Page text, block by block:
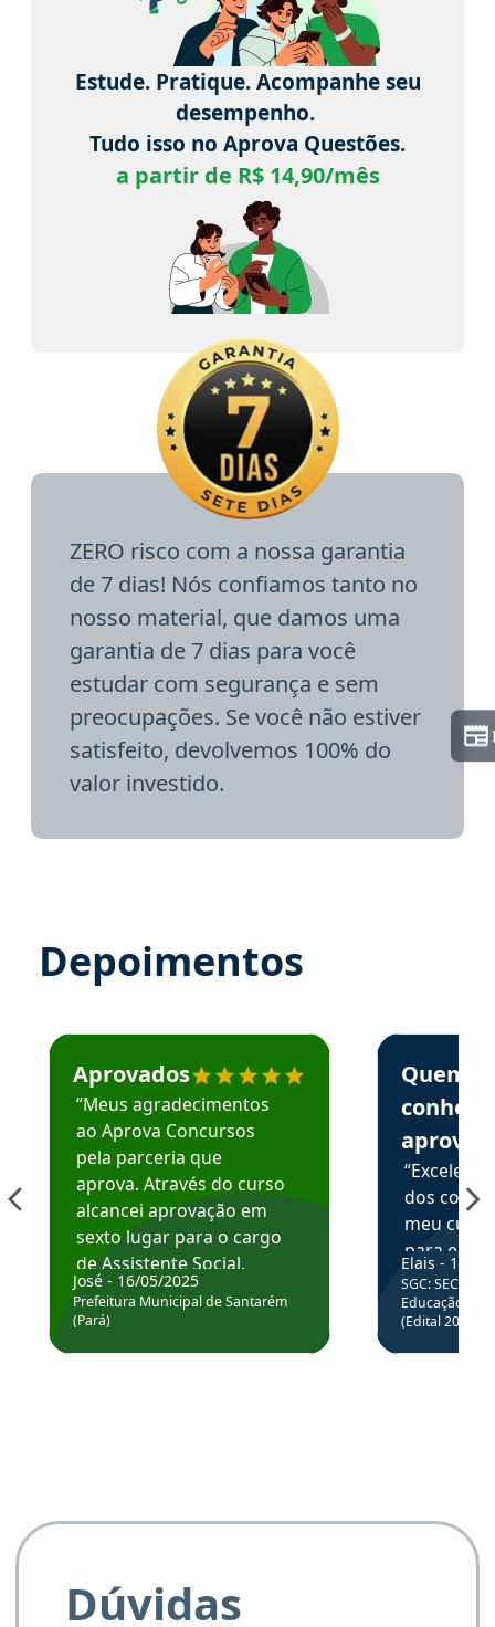
Estude. Pratique. Acompanhe seu
desempenho.
Tudo isso no Aprova Questões.
a partir de R$ 14,90/mês
ZERO risco com a nossa garantia
de 7 dias! Nós confiamos tanto no
nosso material, que damos uma
garantia de 7 dias para você
estudar com segurança e sem
preocupações. Se você não estiver
satisfeito, devolvemos 100% do
valor investido.
Depoimentos
Estudante José recomenda o Aprova Concursos em
Aprovados
“Meus agradecimentos
ao Aprova Concursos
pela parceria que
aprova. Através do curso
alcancei aprovação em
sexto lugar para o cargo
de Assistente Social.
Hoje estou atuando na
Prefeitura de Santarém.
José - 16/05/2025
Prefeitura Municipal de Santarém
(Pará)
Estudante
Quem
aprova
dos
meu
para
colocar
através
de
Elais - 15/
SGC: SEC BA
Educação
(Edital
Dúvidas